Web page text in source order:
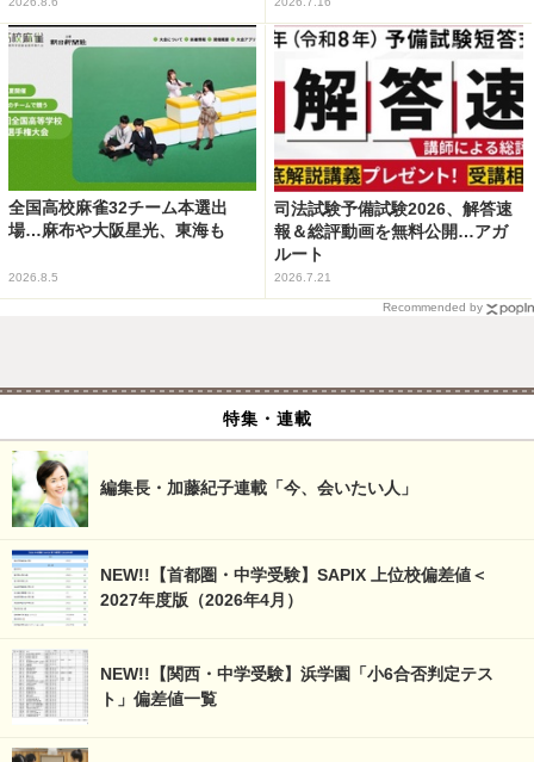
全国高校麻雀32チーム本選出
場…麻布や大阪星光、東海も
2026.8.5
司法試験予備試験2026、解答速
報＆総評動画を無料公開…アガ
ルート
2026.7.21
Recommended by
特集・連載
編集長・加藤紀子連載「今、会いたい人」
NEW!!【首都圏・中学受験】SAPIX 上位校偏差値＜
2027年度版（2026年4月）
NEW!!【関西・中学受験】浜学園「小6合否判定テス
ト」偏差値一覧